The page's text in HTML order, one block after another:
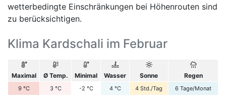
wetterbedingte Einschränkungen bei Höhenrouten sind
zu berücksichtigen.
Klima Kardschali im Februar
Maximal Ø Temp. Minimal Wasser Sonne Regen
9 °C 3 °C -2 °C 4 °C 4 Std./Tag 6 Tage/Monat